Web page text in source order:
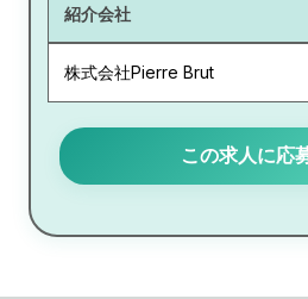
紹介会社
株式会社Pierre Brut
この求人に応